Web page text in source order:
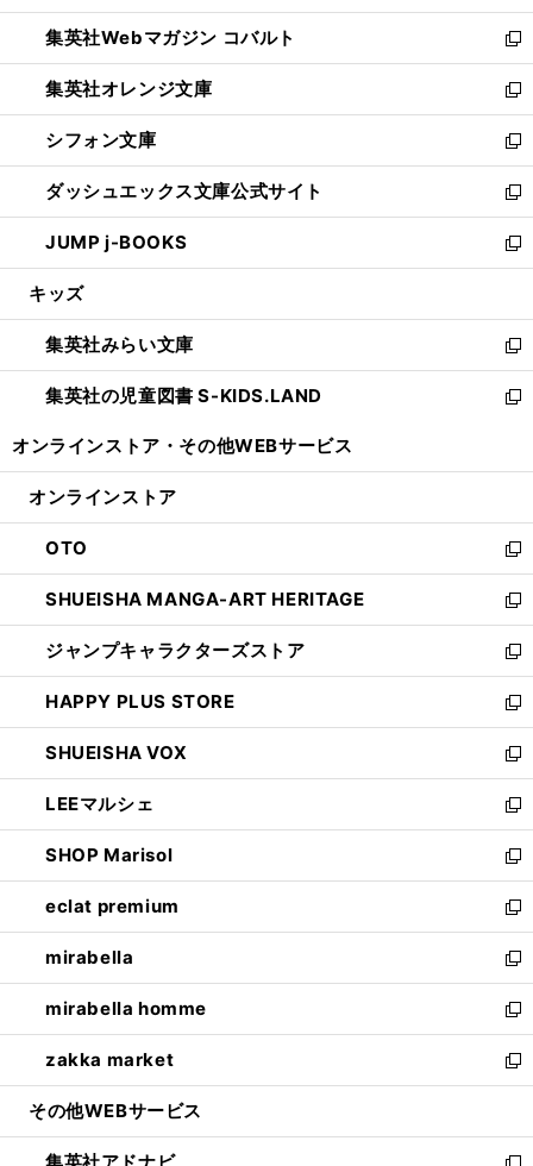
開
く
ウ
で
開
く
ン
ド
ウ
で
開
く
ウ
ィ
ン
ド
ウ
で
開
く
集英社Webマガジン コバルト
新
し
い
ウ
ィ
ン
ド
ウ
で
開
集英社オレンジ文庫
新
し
い
ウ
ィ
ン
ド
ウ
開
く
シフォン文庫
新
し
い
ウ
ィ
ン
ウ
で
開
く
ダッシュエックス文庫公式サイト
新
し
い
ウ
ン
ド
ウ
で
JUMP j-BOOKS
新
し
ウ
ィ
ン
ド
開
キッズ
集英社みらい文庫
新
し
い
ン
ウ
で
開
く
集英社の児童図書 S-KIDS.LAND
新
ウ
ン
ド
ウ
で
開
く
オンラインストア・ その他WEBサービス
オンラインストア
OTO
新
し
い
ウ
ィ
ン
ド
ウ
で
開
く
SHUEISHA MANGA-ART HERITAGE
新
し
い
ウ
ィ
ン
ド
ウ
で
開
く
ジャンプキャラクターズストア
新
し
い
ウ
ィ
ン
ド
ウ
で
開
く
HAPPY PLUS STORE
新
し
い
ウ
ィ
ン
ド
ウ
で
開
く
SHUEISHA VOX
新
し
い
ウ
ィ
ン
ド
ウ
で
開
く
LEEマルシェ
新
し
い
ウ
ィ
ン
ド
ウ
で
開
く
SHOP Marisol
新
し
い
ウ
ィ
ン
ド
ウ
で
開
eclat premium
新
し
い
ウ
ィ
ン
ド
ウ
開
く
mirabella
新
し
い
ウ
ィ
ン
ウ
mirabella homme
新
し
い
ウ
ン
zakka market
新
し
ウ
その他WEBサービス